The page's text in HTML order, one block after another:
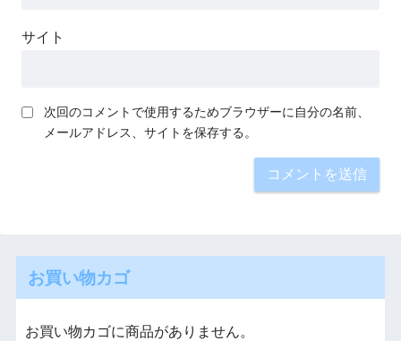
サイト
次回のコメントで使用するためブラウザーに自分の名前、
メールアドレス、サイトを保存する。
お買い物カゴ
お買い物カゴに商品がありません。